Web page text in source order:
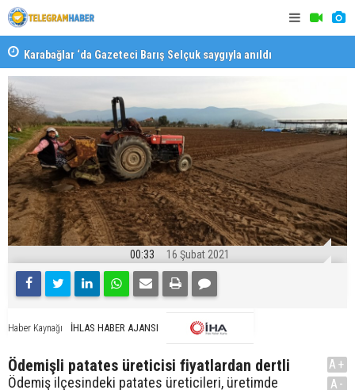
Karabağlar ‘da Gazeteci Barış Selçuk saygıyla anıldı
00:33 16 Şubat 2021
Haber Kaynağı İHLAS HABER AJANSI
Ödemişli patates üreticisi fiyatlardan dertli
Ödemiş ilçesindeki patates üreticileri, üretimde
A+
A-